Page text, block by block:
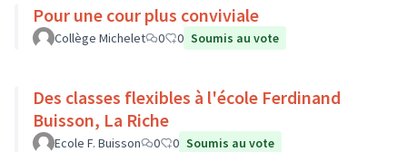
Pour une cour plus conviviale
Collège Michelet 0 0 Soumis au vote
Des classes flexibles à l'école Ferdinand
Buisson, La Riche
Ecole F. Buisson 0 0 Soumis au vote